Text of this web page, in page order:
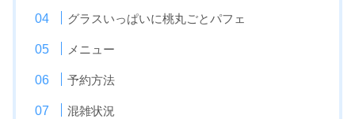
グラスいっぱいに桃丸ごとパフェ
メニュー
予約方法
混雑状況